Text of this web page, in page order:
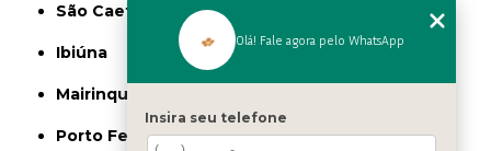
São Caetano do Sul
Ibiúna
Mairinque
Porto Feliz
Olá! Fale agora pelo WhatsApp
Insira seu telefone